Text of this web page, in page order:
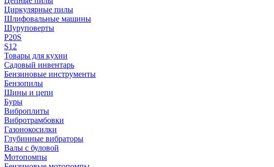
Циркулярные пилы
Шлифовальные машины
Шуруповерты
P20S
S12
Товары для кухни
Садовый инвентарь
Бензиновые инструменты
Бензопилы
Шины и цепи
Буры
Виброплиты
Вибротрамбовки
Газонокосилки
Глубинные вибраторы
Валы с буловой
Мотопомпы